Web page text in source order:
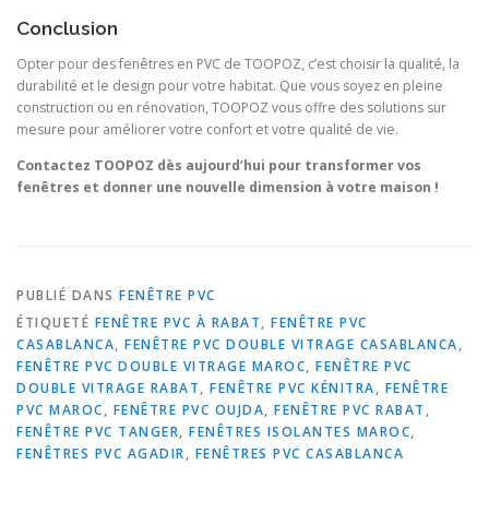
Conclusion
Opter pour des fenêtres en PVC de TOOPOZ, c’est choisir la qualité, la
durabilité et le design pour votre habitat. Que vous soyez en pleine
construction ou en rénovation, TOOPOZ vous offre des solutions sur
mesure pour améliorer votre confort et votre qualité de vie.
Contactez TOOPOZ dès aujourd’hui pour transformer vos
fenêtres et donner une nouvelle dimension à votre maison !
PUBLIÉ DANS FENÊTRE PVC
ÉTIQUETÉ FENÊTRE PVC À RABAT, FENÊTRE PVC
CASABLANCA, FENÊTRE PVC DOUBLE VITRAGE CASABLANCA,
FENÊTRE PVC DOUBLE VITRAGE MAROC, FENÊTRE PVC
DOUBLE VITRAGE RABAT, FENÊTRE PVC KÉNITRA, FENÊTRE
PVC MAROC, FENÊTRE PVC OUJDA, FENÊTRE PVC RABAT ,
FENÊTRE PVC TANGER, FENÊTRES ISOLANTES MAROC,
FENÊTRES PVC AGADIR, FENÊTRES PVC CASABLANCA